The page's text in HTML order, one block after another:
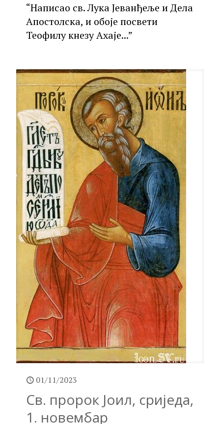
“Написао св. Лука Јеванђеље и Дела
Апостолска, и обоје посвети
Теофилу кнезу Ахаје...”
01/11/2023
Св. пророк Јоил, сриједа,
1. новембар